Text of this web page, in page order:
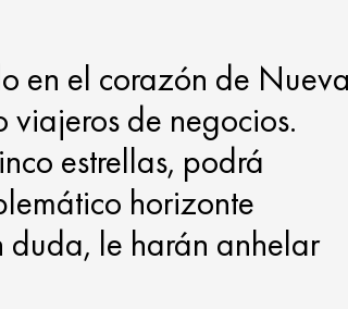
en el corazón de Nueva
de negocios.
estrellas, podrá
horizonte
duda, le harán anhelar